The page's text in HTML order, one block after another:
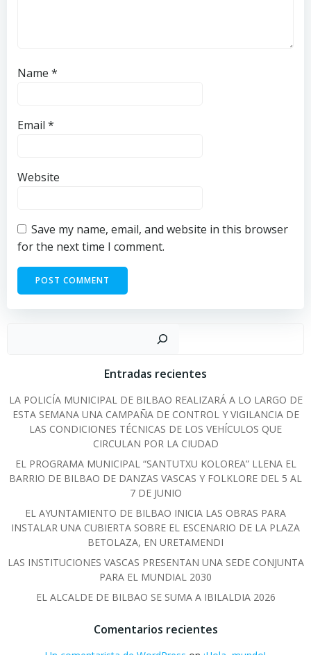
Name *
Email *
Website
Save my name, email, and website in this browser
for the next time I comment.
Entradas recientes
LA POLICÍA MUNICIPAL DE BILBAO REALIZARÁ A LO LARGO DE
ESTA SEMANA UNA CAMPAÑA DE CONTROL Y VIGILANCIA DE
LAS CONDICIONES TÉCNICAS DE LOS VEHÍCULOS QUE
CIRCULAN POR LA CIUDAD
EL PROGRAMA MUNICIPAL “SANTUTXU KOLOREA” LLENA EL
BARRIO DE BILBAO DE DANZAS VASCAS Y FOLKLORE DEL 5 AL
7 DE JUNIO
EL AYUNTAMIENTO DE BILBAO INICIA LAS OBRAS PARA
INSTALAR UNA CUBIERTA SOBRE EL ESCENARIO DE LA PLAZA
BETOLAZA, EN URETAMENDI
LAS INSTITUCIONES VASCAS PRESENTAN UNA SEDE CONJUNTA
PARA EL MUNDIAL 2030
EL ALCALDE DE BILBAO SE SUMA A IBILALDIA 2026
Comentarios recientes